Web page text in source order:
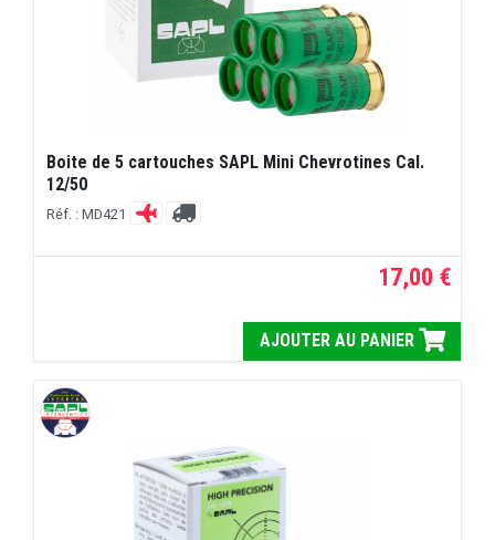
Boite de 5 cartouches SAPL Mini Chevrotines Cal.
12/50
Réf. : MD421
17,00 €
AJOUTER AU PANIER